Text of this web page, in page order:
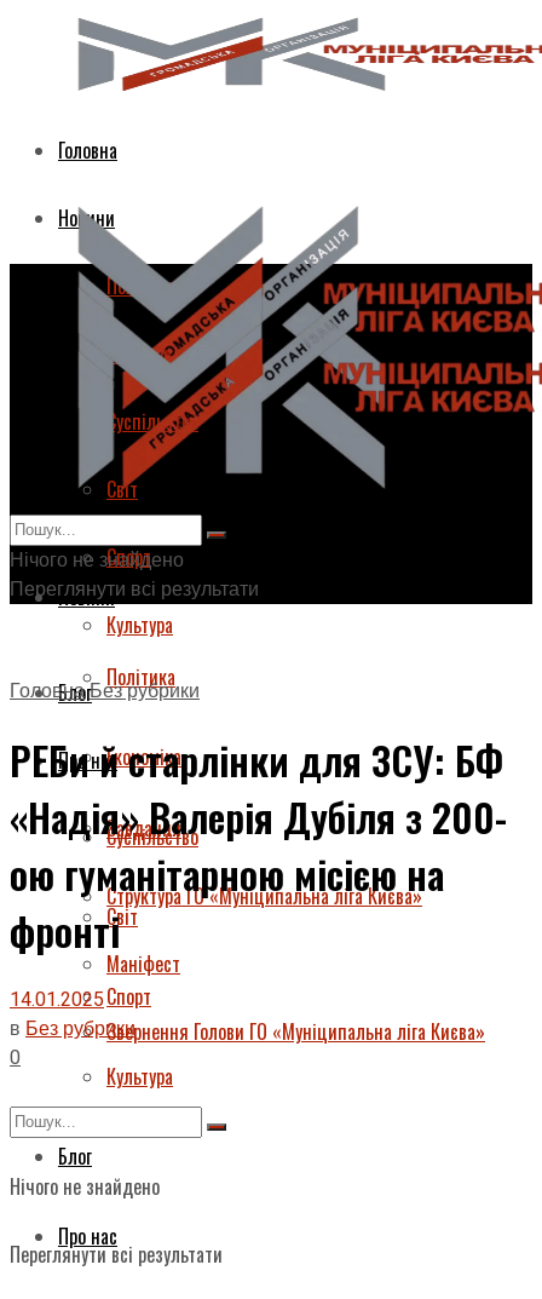
Головна
Новини
Політика
Економіка
Суспільство
Світ
Спорт
Культура
Блог
Про нас
Завдання
Структура ГО «Муніципальна ліга Києва»
Маніфест
Звернення Голови ГО «Муніципальна ліга Києва»
Нічого не знайдено
Переглянути всі результати
Головна
Новини
Політика
Економіка
Суспільство
Світ
Спорт
Культура
Блог
Про нас
Нічого не знайдено
Переглянути всі результати
ГоловнаБез рубрики
РЕБи й старлінки для ЗСУ: БФ
«Надія» Валерія Дубіля з 200-
ою гуманітарною місією на
фронті
14.01.2025
в Без рубрики
0